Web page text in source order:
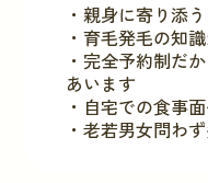
・親身に寄り添
・育毛発毛の知
・完全予約制だ
あいます
・自宅での食事
・老若男女問わ